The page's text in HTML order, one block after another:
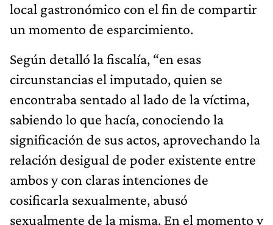
local gastronómico con el fin de compartir
un momento de esparcimiento.
Según detalló la fiscalía, “en esas
circunstancias el imputado, quien se
encontraba sentado al lado de la víctima,
sabiendo lo que hacía, conociendo la
significación de sus actos, aprovechando la
relación desigual de poder existente entre
ambos y con claras intenciones de
cosificarla sexualmente, abusó
sexualmente de la misma. En el momento y